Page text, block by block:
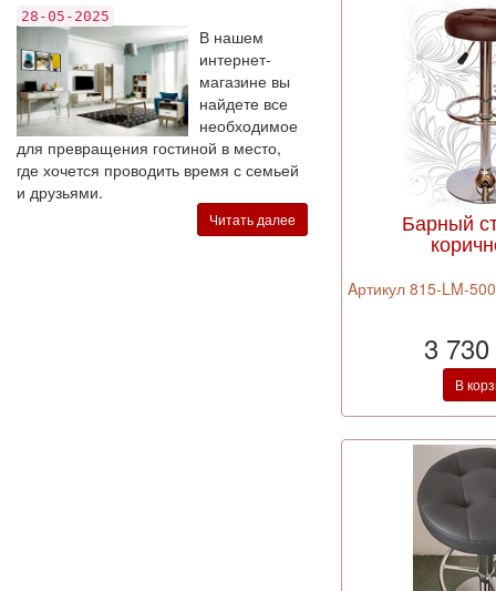
28-05-2025
В нашем
интернет-
магазине вы
найдете все
необходимое
для превращения гостиной в место,
где хочется проводить время с семьей
и друзьями.
Читать далее Барный
Aртикул 815-LM-
3
В